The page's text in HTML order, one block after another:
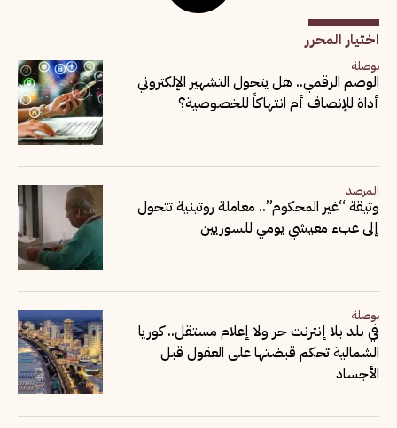
اختيار المحرر
بوصلة
الوصم الرقمي.. هل يتحول التشهير الإلكتروني
أداة للإنصاف أم انتهاكاً للخصوصية؟
المرصد
وثيقة “غير المحكوم”.. معاملة روتينية تتحول
إلى عبء معيشي يومي للسوريين
بوصلة
في بلد بلا إنترنت حر ولا إعلام مستقل.. كوريا
الشمالية تحكم قبضتها على العقول قبل
الأجساد